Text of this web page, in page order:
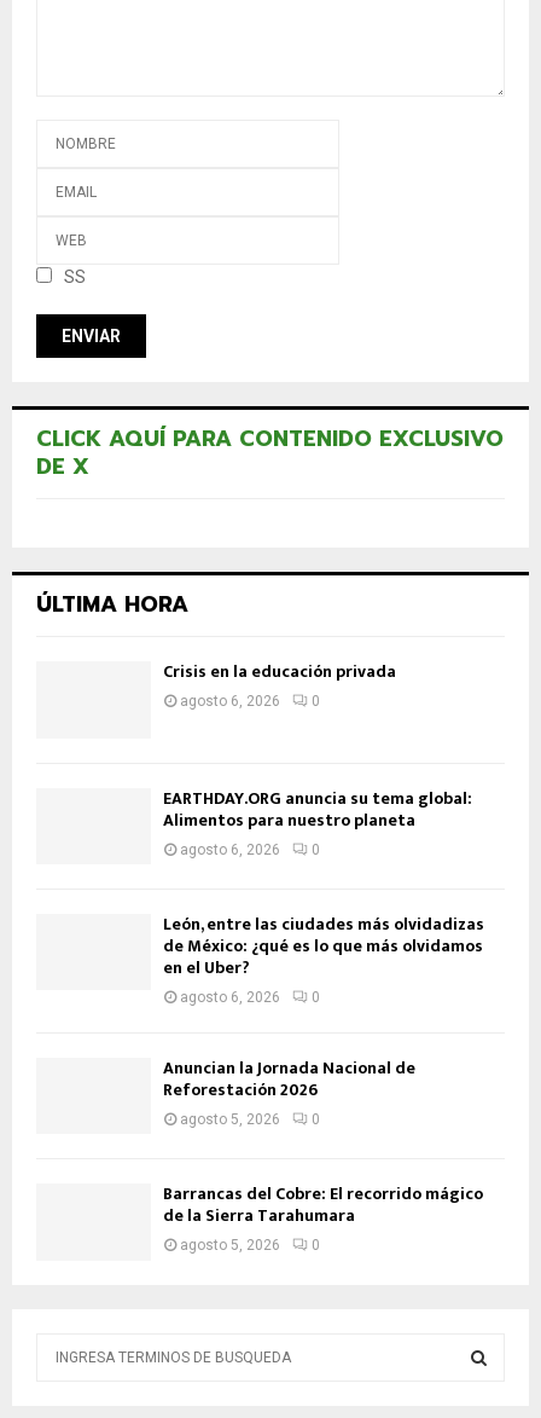
SS
CLICK AQUÍ PARA CONTENIDO EXCLUSIVO
DE X
ÚLTIMA HORA
Crisis en la educación privada
agosto 6, 2026 0
EARTHDAY.ORG anuncia su tema global:
Alimentos para nuestro planeta
agosto 6, 2026 0
León, entre las ciudades más olvidadizas
de México: ¿qué es lo que más olvidamos
en el Uber?
agosto 6, 2026 0
Anuncian la Jornada Nacional de
Reforestación 2026
agosto 5, 2026 0
Barrancas del Cobre: El recorrido mágico
de la Sierra Tarahumara
agosto 5, 2026 0